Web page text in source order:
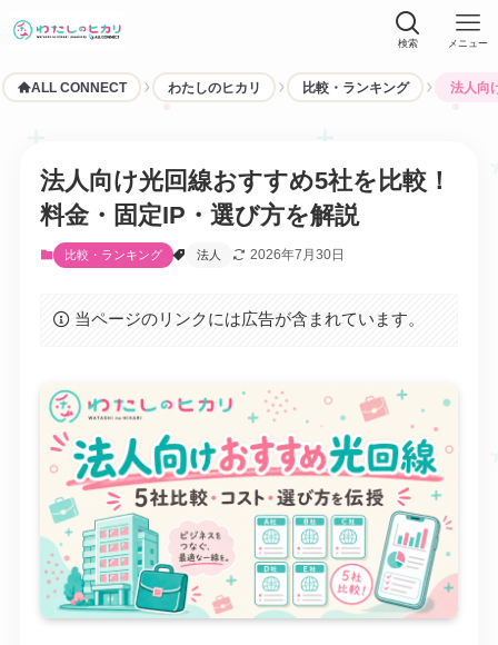
検索 メニュー
ALL CONNECT わたしのヒカリ 比較・ランキング 法人向
法人向け光回線おすすめ5社を比較！
料金・固定IP・選び方を解説
比較・ランキング 法人 2026年7月30日
当ページのリンクには広告が含まれています。